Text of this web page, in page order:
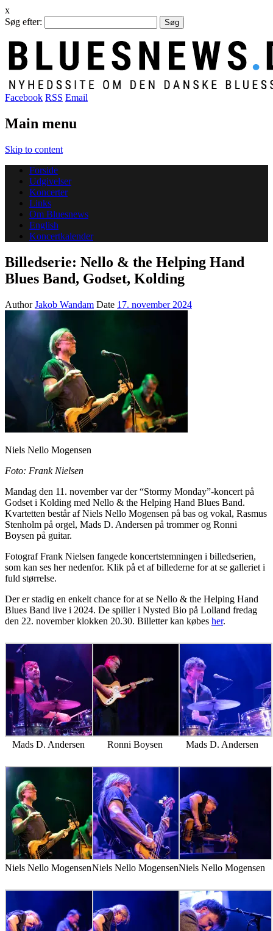
x
Søg efter:
Facebook RSS Email
Main menu
Skip to content
Forside
Udgivelser
Koncerter
Links
Om Bluesnews
English
Koncertkalender
Billedserie: Nello & the Helping Hand
Blues Band, Godset, Kolding
AuthorJakob Wandam Date 17. november 2024
Niels Nello Mogensen
Foto: Frank Nielsen
Mandag den 11. november var der “Stormy Monday”-koncert på
Godset i Kolding med Nello & the Helping Hand Blues Band.
Kvartetten består af Niels Nello Mogensen på bas og vokal, Rasmus
Stenholm på orgel, Mads D. Andersen på trommer og Ronni
Boysen på guitar.
Fotograf Frank Nielsen fangede koncertstemningen i billedserien,
som kan ses her nedenfor. Klik på et af billederne for at se galleriet i
fuld størrelse.
Der er stadig en enkelt chance for at se Nello & the Helping Hand
Blues Band live i 2024. De spiller i Nysted Bio på Lolland fredag
den 22. november klokken 20.30. Billetter kan købes her.
Mads D. Andersen Ronni Boysen Mads D. Andersen
Niels Nello MogensenNiels Nello MogensenNiels Nello Mogensen